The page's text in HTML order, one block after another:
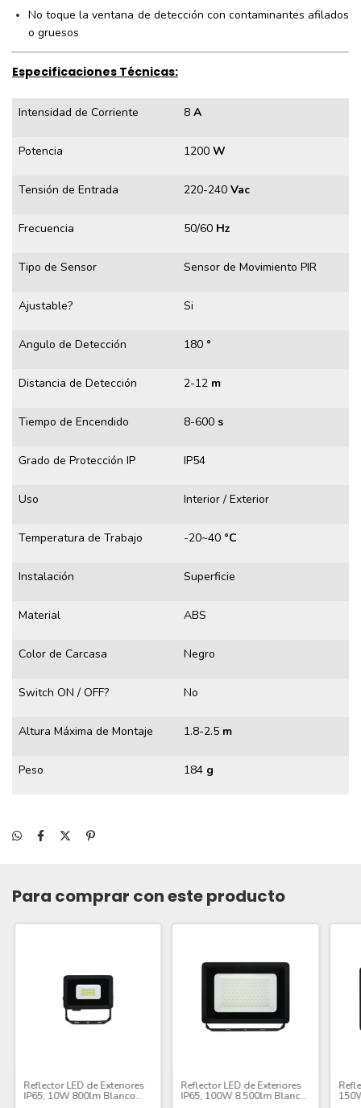
No toque la ventana de detección con contaminantes afilados
o gruesos
Especificaciones Técnicas:
Intensidad de Corriente 8 A
Potencia 1200 W
Tensión de Entrada 220-240 Vac
Frecuencia 50/60 Hz
Tipo de Sensor Sensor de Movimiento PIR
Ajustable? Si
Angulo de Detección 180 °
Distancia de Detección 2-12 m
Tiempo de Encendido 8-600 s
Grado de Protección IP IP54
Uso Interior / Exterior
Temperatura de Trabajo -20~40 °C
Instalación Superficie
Material ABS
Color de Carcasa Negro
Switch ON / OFF? No
Altura Máxima de Montaje 1.8-2.5 m
Peso 184 g
Para comprar con este producto
Reflector LED de Exteriores
IP65, 10W 800lm Blanco
Reflector LED de Exteriores
IP65, 100W 8.500lm Blanco